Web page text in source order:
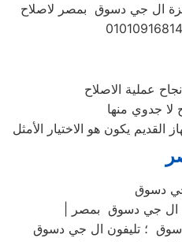
ال جي دسوق بمصر لاصلاح
لا جدوي منها
دسوق
ال جي دسوق بمصر